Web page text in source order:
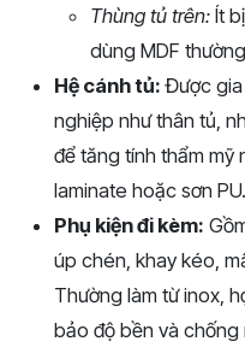
Thùng tủ trên: Ít
dùng MDF
Hệ cánh tủ: Được
nghiệp như thân tủ,
để tăng tính thẩm mỹ
laminate hoặc sơn PU.
Phụ kiện đi kèm:
úp chén, khay kéo,
Thường làm từ inox,
bảo độ bền và chống